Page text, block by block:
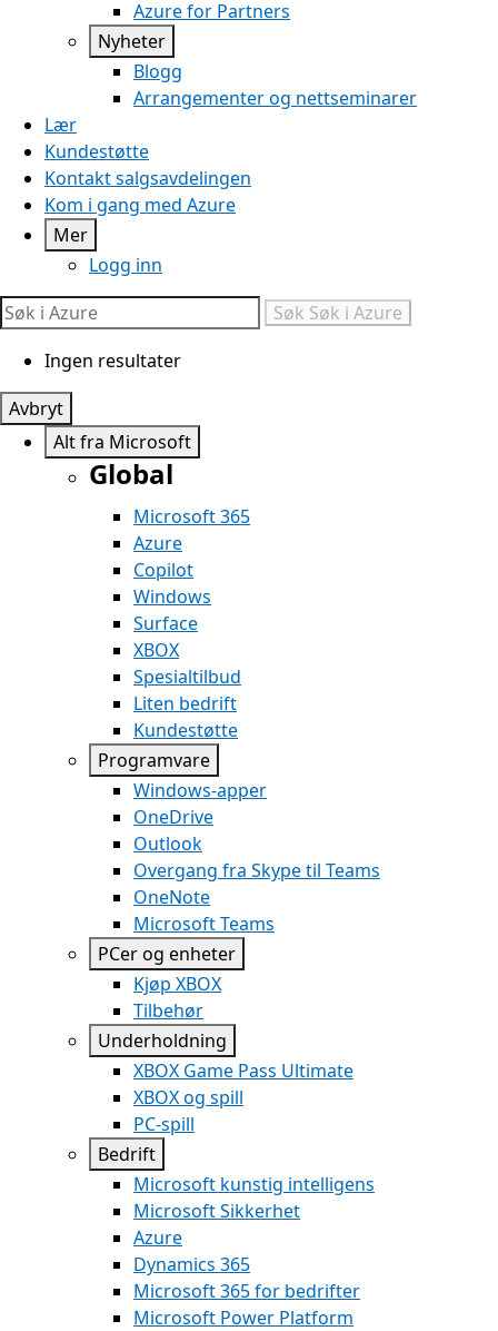
Azure for Partners
Nyheter
Blogg
Arrangementer og nettseminarer
Lær
Kundestøtte
Kontakt salgsavdelingen
Kom i gang med Azure
Mer
Logg inn
Søk Søk i Azure
Ingen resultater
Avbryt
Alt fra Microsoft
Global
Microsoft 365
Azure
Copilot
Windows
Surface
XBOX
Spesialtilbud
Liten bedrift
Kundestøtte
Programvare
Windows-apper
OneDrive
Outlook
Overgang fra Skype til Teams
OneNote
Microsoft Teams
PCer og enheter
Kjøp XBOX
Tilbehør
Underholdning
XBOX Game Pass Ultimate
XBOX og spill
PC-spill
Bedrift
Microsoft kunstig intelligens
Microsoft Sikkerhet
Azure
Dynamics 365
Microsoft 365 for bedrifter
Microsoft Power Platform